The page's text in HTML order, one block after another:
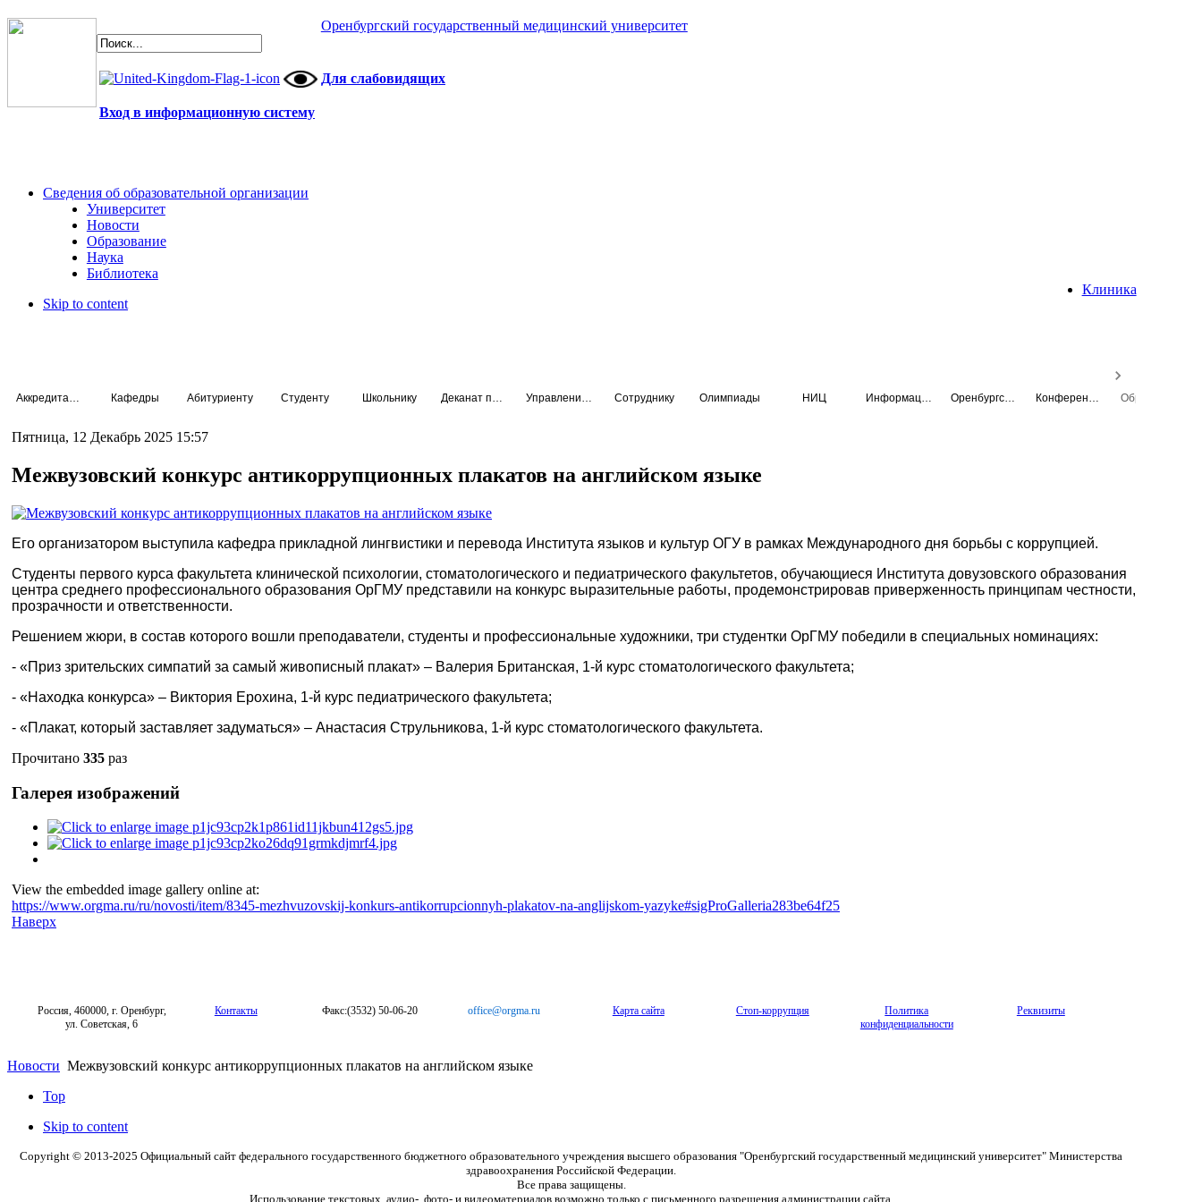
Оренбургский государственный медицинский университет
Для слабовидящих
Вход в информационную систему
Сведения об образовательной организации
Университет
Новости
Образование
Наука
Библиотека
Клиника
Skip to content
Кафедры Абитуриенту Студенту Школьнику Сотруднику Олимпиады НИЦ
Пятница, 12 Декабрь 2025 15:57
Межвузовский конкурс антикоррупционных плакатов на английском языке
Его организатором выступила кафедра прикладной лингвистики и перевода Института языков и культур ОГУ в рамках Международного дня борьбы с коррупцией.
Студенты первого курса факультета клинической психологии, стоматологического и педиатрического факультетов, обучающиеся Института довузовского образования
центра среднего профессионального образования ОрГМУ представили на конкурс выразительные работы, продемонстрировав приверженность принципам честности,
прозрачности и ответственности.
Решением жюри, в состав которого вошли преподаватели, студенты и профессиональные художники, три студентки ОрГМУ победили в специальных номинациях:
- «Приз зрительских симпатий за самый живописный плакат» – Валерия Британская, 1-й курс стоматологического факультета;
- «Находка конкурса» – Виктория Ерохина, 1-й курс педиатрического факультета;
- «Плакат, который заставляет задуматься» – Анастасия Струльникова, 1-й курс стоматологического факультета.
Прочитано 335 раз
Галерея изображений
View the embedded image gallery online at:
https://www.orgma.ru/ru/novosti/item/8345-mezhvuzovskij-konkurs-antikorrupcionnyh-plakatov-na-anglijskom-yazyke#sigProGalleria283be64f25
Наверх
Россия, 460000, г. Оренбург,
ул. Советская, 6
Контакты Факс:(3532) 50-06-20 office@orgma.ru Карта сайта Стоп-коррупция
Политика
конфиденциальности
Реквизиты
Новости Межвузовский конкурс антикоррупционных плакатов на английском языке
Top
Skip to content
Copyright © 2013-2025 Официальный сайт федерального государственного бюджетного образовательного учреждения высшего образования "Оренбургский государственный медицинский университет" Министерства
здравоохранения Российской Федерации.
Все права защищены.
Использование текстовых, аудио-, фото- и видеоматериалов возможно только с письменного разрешения администрации сайта.